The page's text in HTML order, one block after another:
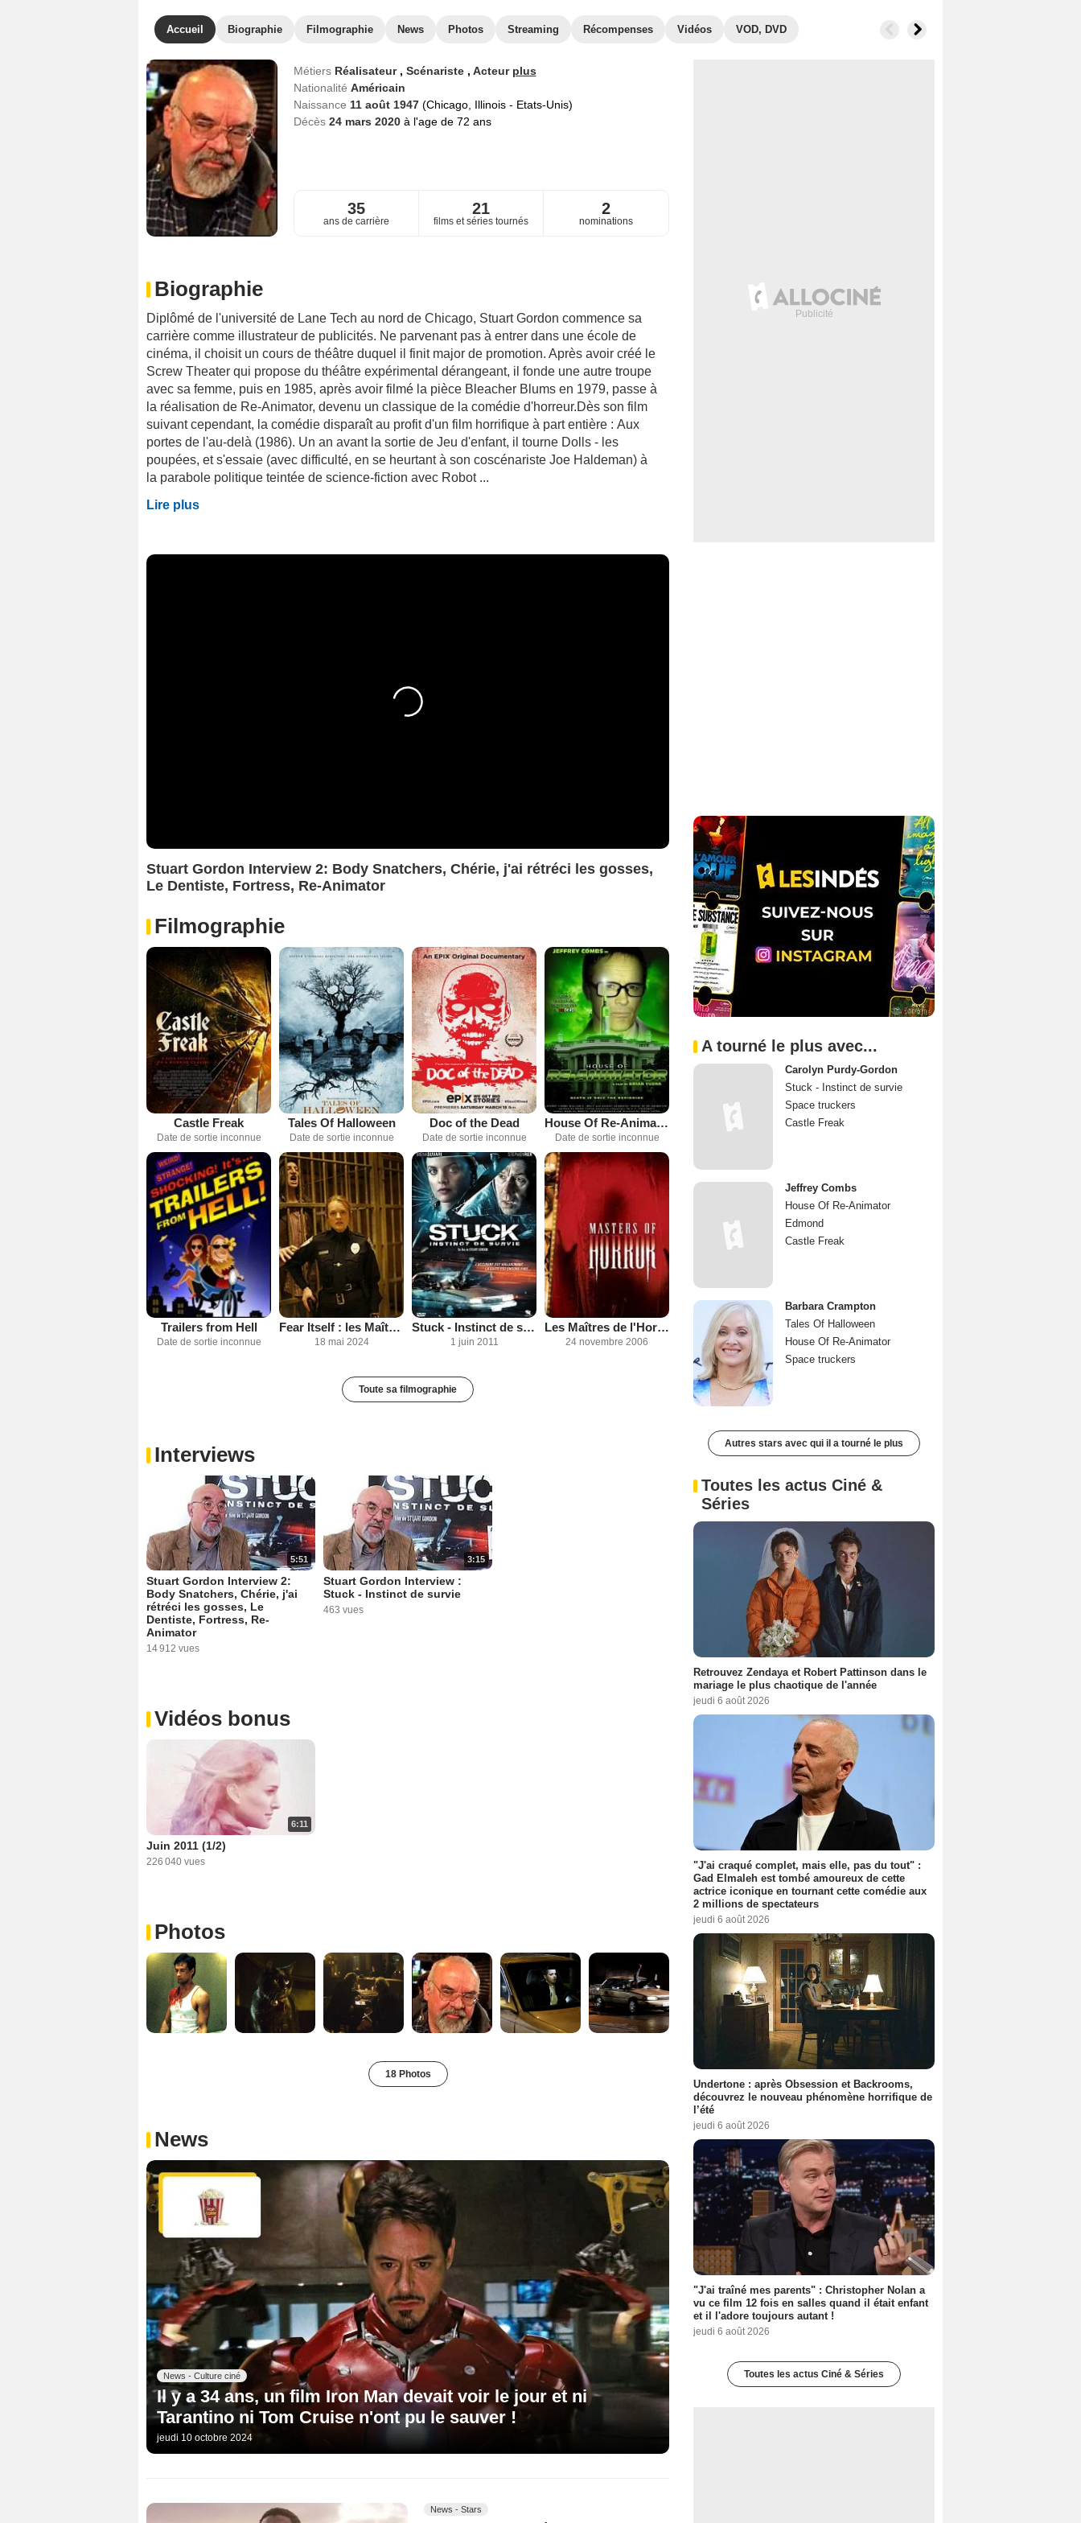
Accueil Biographie Filmographie News Photos Streaming Récompenses Vidéos VOD, DVD
Métiers Réalisateur , Scénariste , Acteur plus
Nationalité Américain
Naissance 11 août 1947 (Chicago, Illinois - Etats-Unis)
Décès 24 mars 2020 à l'age de 72 ans
35
ans de carrière
21
films et séries tournés
2
nominations
Biographie
Diplômé de l'université de Lane Tech au nord de Chicago, Stuart Gordon commence sa
carrière comme illustrateur de publicités. Ne parvenant pas à entrer dans une école de
cinéma, il choisit un cours de théâtre duquel il finit major de promotion. Après avoir créé le
Screw Theater qui propose du théâtre expérimental dérangeant, il fonde une autre troupe
avec sa femme, puis en 1985, après avoir filmé la pièce Bleacher Blums en 1979, passe à
la réalisation de Re-Animator, devenu un classique de la comédie d'horreur.Dès son film
suivant cependant, la comédie disparaît au profit d'un film horrifique à part entière : Aux
portes de l'au-delà (1986). Un an avant la sortie de Jeu d'enfant, il tourne Dolls - les
poupées, et s'essaie (avec difficulté, en se heurtant à son coscénariste Joe Haldeman) à
la parabole politique teintée de science-fiction avec Robot ...
Lire plus
Stuart Gordon Interview 2: Body Snatchers, Chérie, j'ai rétréci les gosses,
Le Dentiste, Fortress, Re-Animator
Filmographie
Castle Freak
Date de sortie inconnue
Tales Of Halloween
Date de sortie inconnue
Doc of the Dead
Date de sortie inconnue
House Of Re-Animator
Date de sortie inconnue
Trailers from Hell
Date de sortie inconnue
Fear Itself : les Maîtres de la peur
18 mai 2024
Stuck - Instinct de survie
1 juin 2011
Les Maîtres de l'Horreur
24 novembre 2006
Toute sa filmographie
Interviews
5:51
Stuart Gordon Interview 2:
Body Snatchers, Chérie, j'ai
rétréci les gosses, Le
Dentiste, Fortress, Re-
Animator
14 912 vues
3:15
Stuart Gordon Interview :
Stuck - Instinct de survie
463 vues
Vidéos bonus
6:11
Juin 2011 (1/2)
226 040 vues
Photos
18 Photos
News
News - Culture ciné
Il y a 34 ans, un film Iron Man devait voir le jour et ni
Tarantino ni Tom Cruise n'ont pu le sauver !
jeudi 10 octobre 2024
News - Stars
A tourné le plus avec...
Carolyn Purdy-Gordon
Stuck - Instinct de survie
Space truckers
Castle Freak
Jeffrey Combs
House Of Re-Animator
Edmond
Castle Freak
Barbara Crampton
Tales Of Halloween
House Of Re-Animator
Space truckers
Autres stars avec qui il a tourné le plus
Toutes les actus Ciné &
Séries
Retrouvez Zendaya et Robert Pattinson dans le
mariage le plus chaotique de l'année
jeudi 6 août 2026
"J'ai craqué complet, mais elle, pas du tout" :
Gad Elmaleh est tombé amoureux de cette
actrice iconique en tournant cette comédie aux
2 millions de spectateurs
jeudi 6 août 2026
Undertone : après Obsession et Backrooms,
découvrez le nouveau phénomène horrifique de
l’été
jeudi 6 août 2026
"J'ai traîné mes parents" : Christopher Nolan a
vu ce film 12 fois en salles quand il était enfant
et il l'adore toujours autant !
jeudi 6 août 2026
Toutes les actus Ciné & Séries